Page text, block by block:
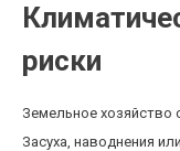
риски
Земельное хозяйство
Засуха, наводнения